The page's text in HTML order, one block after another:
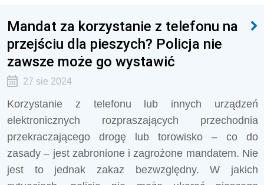
Mandat za korzystanie z telefonu na
przejściu dla pieszych? Policja nie
zawsze może go wystawić
27 sie 2024
Korzystanie z telefonu lub innych urządzeń
elektronicznych rozpraszających przechodnia
przekraczającego drogę lub torowisko – co do
zasady – jest zabronione i zagrożone mandatem. Nie
jest to jednak zakaz bezwzględny. W jakich